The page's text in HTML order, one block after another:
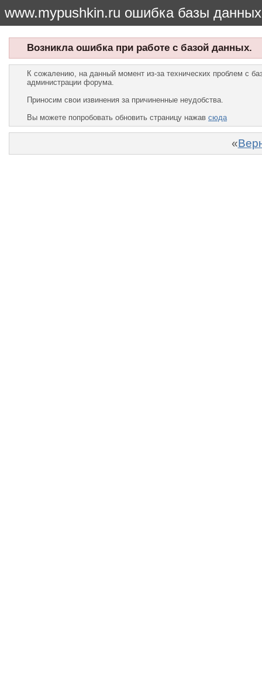
www.mypushkin.ru ошибка базы данных
Возникла ошибка при работе с базой данных.
К сожалению, на данный момент из-за технических проблем с
администрации форума.
Приносим свои извинения за причиненные неудобства.
Вы можете попробовать обновить страницу нажав сюда
«